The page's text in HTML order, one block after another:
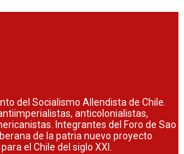
del Socialismo Allendista de Chile.
anticolonialistas,
Integrantes del Foro de Sao
de la patria nuevo proyecto
el Chile del siglo XXI.